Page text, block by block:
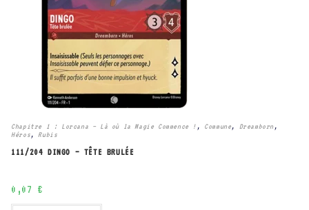
Chapitre 1 : Lorcana – Là où la Magie Commence ! , Commune, Dreamborn ,
Héros, Rubis
111/204 DINGO – TÊTE BRULÉE
0,07 €